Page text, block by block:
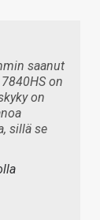
saanut
on
on
sillä se